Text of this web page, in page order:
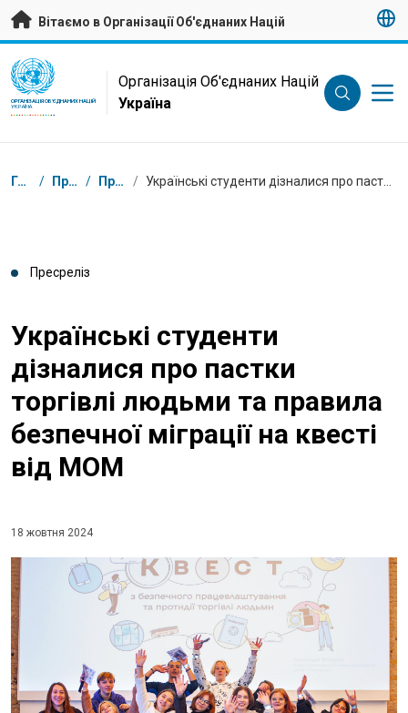
Перейти на головну сторінку
Вітаємо в Організації Об'єднаних Націй
UN Logo
ОРГАНІЗАЦІЯ ОБ'ЄДНАНИХ НАЦІЙ
УКРАЇНА
Організація Об'єднаних Націй
Україна
Низка
Головна / Пресцентр / Пресрелізи /
Пресреліз
Українські студенти
дізналися про пастки
торгівлі людьми та правила
безпечної міграції на квесті
від МОМ
18 жовтня 2024